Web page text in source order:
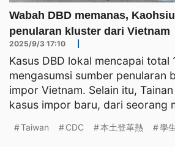
Wabah DBD memanas,
penularan kluster dari Vietnam
2025/9/3 17:10
Kasus DBD lokal mencapai total
mengasumsi sumber penularan
impor Vietnam. Selain itu,
kasus impor baru, dari seorang
Taiwan CDC 本土登革熱 學